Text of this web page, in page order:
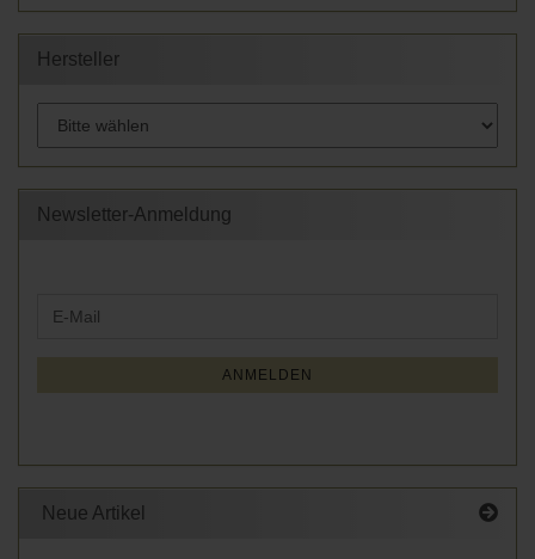
Hersteller
Newsletter-Anmeldung
ZUR
E-
ANMELDEN
Neue Artikel